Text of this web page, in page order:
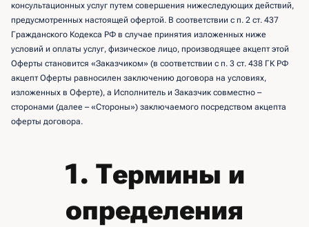
консультационных услуг путем совершения нижеследующих действий,
предусмотренных настоящей офертой. В соответствии с п. 2 ст. 437
Гражданского Кодекса РФ в случае принятия изложенных ниже
условий и оплаты услуг, физическое лицо, производящее акцепт этой
Оферты становится «Заказчиком» (в соответствии с п. 3 ст. 438 ГК РФ
акцепт Оферты равносилен заключению договора на условиях,
изложенных в Оферте), а Исполнитель и Заказчик совместно –
сторонами (далее – «Стороны») заключаемого посредством акцепта
оферты договора.
1. Термины и
определения